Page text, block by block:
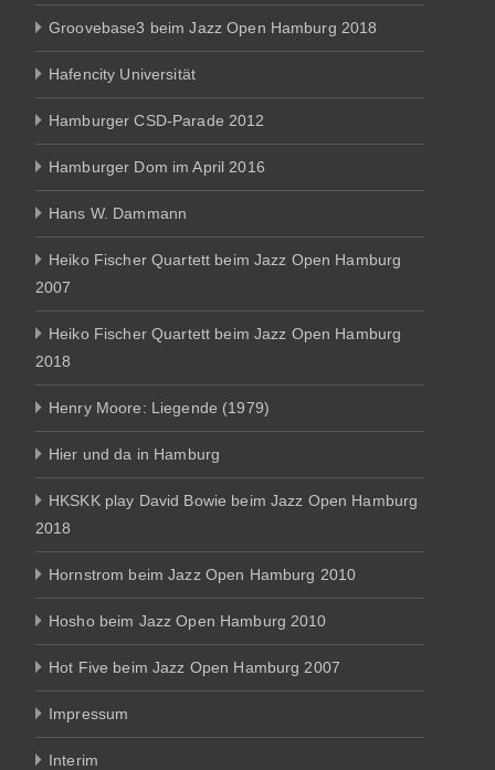
Groovebase3 beim Jazz Open Hamburg 2018
Hafencity Universität
Hamburger CSD-Parade 2012
Hamburger Dom im April 2016
Hans W. Dammann
Heiko Fischer Quartett beim Jazz Open Hamburg
2007
Heiko Fischer Quartett beim Jazz Open Hamburg
2018
Henry Moore: Liegende (1979)
Hier und da in Hamburg
HKSKK play David Bowie beim Jazz Open Hamburg
2018
Hornstrom beim Jazz Open Hamburg 2010
Hosho beim Jazz Open Hamburg 2010
Hot Five beim Jazz Open Hamburg 2007
Impressum
Interim